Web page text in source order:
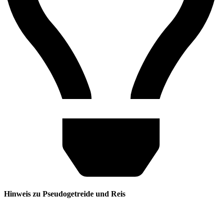
Hinweis zu Pseudogetreide und Reis